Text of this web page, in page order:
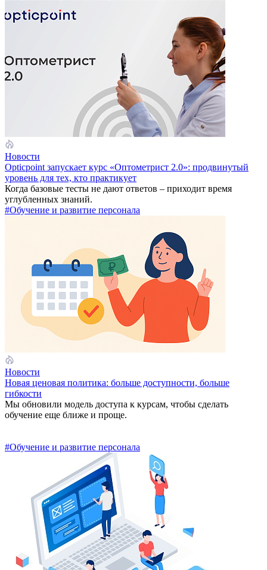
Новости
Opticpoint запускает курс «Оптометрист 2.0»: продвинутый
уровень для тех, кто практикует
Когда базовые тесты не дают ответов – приходит время
углубленных знаний.
#Обучение и развитие персонала
Новости
Новая ценовая политика: больше доступности, больше
гибкости
Мы обновили модель доступа к курсам, чтобы сделать
обучение еще ближе и проще.
#Обучение и развитие персонала